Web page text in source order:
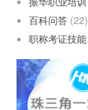
百科问答 (22)
职称考证技能